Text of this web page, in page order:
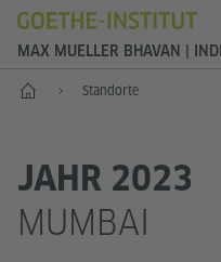
MAX MUELLER BHAVAN |
Start Standorte
JAHR 2023
MUMBAI